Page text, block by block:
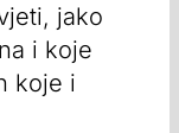
jako
i koje
koje i